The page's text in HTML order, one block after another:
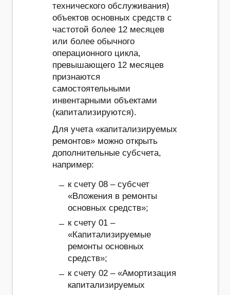
технического обслуживания)
объектов основных средств с
частотой более 12 месяцев
или более обычного
операционного цикла,
превышающего 12 месяцев
признаются
самостоятельными
инвентарными объектами
(капитализируются).
Для учета «капитализируемых
ремонтов» можно открыть
дополнительные субсчета,
например:
к счету 08 – субсчет
«Вложения в ремонты
основных средств»;
к счету 01 –
«Капитализируемые
ремонты основных
средств»;
к счету 02 – «Амортизация
капитализируемых